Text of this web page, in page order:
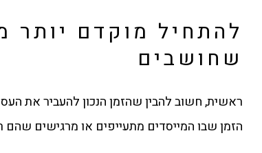
להתחיל מוקדם יותר
שחושבים
ראשית, חשוב להבין שהזמן הנכון להעביר את
הזמן שבו המייסדים מתעייפים או מרגישים שהם